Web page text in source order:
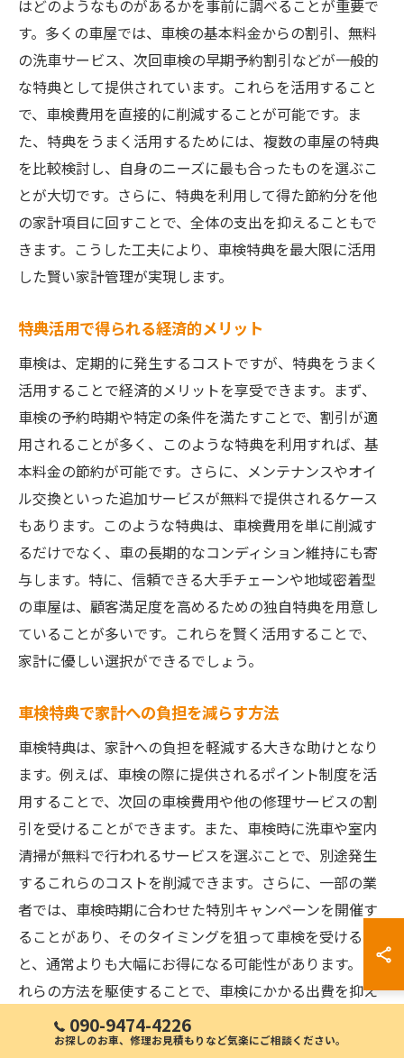
はどのようなものがあるかを事前に調べることが重要で
す。多くの車屋では、車検の基本料金からの割引、無料
の洗車サービス、次回車検の早期予約割引などが一般的
な特典として提供されています。これらを活用すること
で、車検費用を直接的に削減することが可能です。ま
た、特典をうまく活用するためには、複数の車屋の特典
を比較検討し、自身のニーズに最も合ったものを選ぶこ
とが大切です。さらに、特典を利用して得た節約分を他
の家計項目に回すことで、全体の支出を抑えることもで
きます。こうした工夫により、車検特典を最大限に活用
した賢い家計管理が実現します。
特典活用で得られる経済的メリット
車検は、定期的に発生するコストですが、特典をうまく
活用することで経済的メリットを享受できます。まず、
車検の予約時期や特定の条件を満たすことで、割引が適
用されることが多く、このような特典を利用すれば、基
本料金の節約が可能です。さらに、メンテナンスやオイ
ル交換といった追加サービスが無料で提供されるケース
もあります。このような特典は、車検費用を単に削減す
るだけでなく、車の長期的なコンディション維持にも寄
与します。特に、信頼できる大手チェーンや地域密着型
の車屋は、顧客満足度を高めるための独自特典を用意し
ていることが多いです。これらを賢く活用することで、
家計に優しい選択ができるでしょう。
車検特典で家計への負担を減らす方法
車検特典は、家計への負担を軽減する大きな助けとなり
ます。例えば、車検の際に提供されるポイント制度を活
用することで、次回の車検費用や他の修理サービスの割
引を受けることができます。また、車検時に洗車や室内
清掃が無料で行われるサービスを選ぶことで、別途発生
するこれらのコストを削減できます。さらに、一部の業
者では、車検時期に合わせた特別キャンペーンを開催す
ることがあり、そのタイミングを狙って車検を受ける
と、通常よりも大幅にお得になる可能性があります。こ
れらの方法を駆使することで、車検にかかる出費を抑え
つつ、車を安全に維持することが可能です。
090-9474-4226
お探しのお車、修理お見積もりなど気楽にご相談ください。